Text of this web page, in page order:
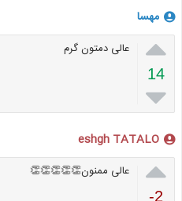
مهسا

14

عالی دمتون گرم
eshgh TATALO

-2
عالی ممنون👏👏👏👏👏